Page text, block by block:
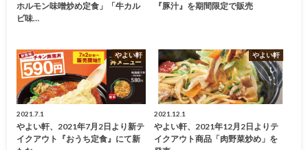
ホルモン味噌炒め定食」「牛カル
ビ味…
『豚汁』を期間限定で販売
やよい軒
2021.7.1
やよい軒、2021年7月2日より新テ
イクアウト『おうち定食』にて新
やよい軒
2021.12.1
やよい軒、2021年12月2日よりテ
イクアウト商品「肉野菜炒め」を